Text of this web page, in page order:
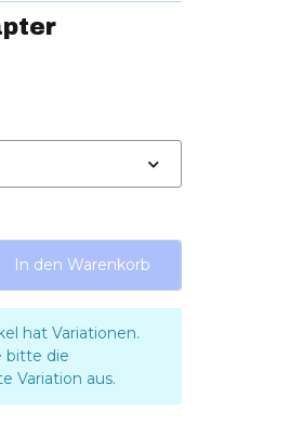
In den Warenkorb
hat Variationen.
bitte die
Variation aus.